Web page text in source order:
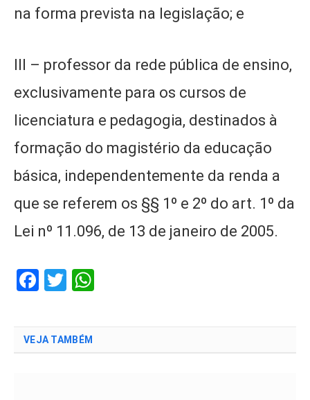
na forma prevista na legislação; e
III – professor da rede pública de ensino,
exclusivamente para os cursos de
licenciatura e pedagogia, destinados à
formação do magistério da educação
básica, independentemente da renda a
que se referem os §§ 1º e 2º do art. 1º da
Lei nº 11.096, de 13 de janeiro de 2005.
Facebook
Twitter
VEJA TAMBÉM